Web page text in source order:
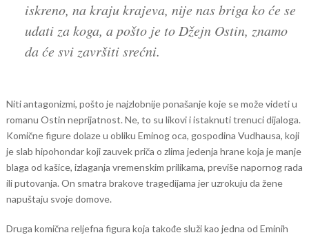
iskreno, na kraju krajeva, nije nas briga ko će se
udati za koga, a pošto je to Džejn Ostin, znamo
da će svi završiti srećni.
Niti antagonizmi, pošto je najzlobnije ponašanje koje se može videti u
romanu Ostin neprijatnost. Ne, to su likovi i istaknuti trenuci dijaloga.
Komične figure dolaze u obliku Eminog oca, gospodina Vudhausa, koji
je slab hipohondar koji zauvek priča o zlima jedenja hrane koja je manje
blaga od kašice, izlaganja vremenskim prilikama, previše napornog rada
ili putovanja. On smatra brakove tragedijama jer uzrokuju da žene
napuštaju svoje domove.
Druga komična reljefna figura koja takođe služi kao jedna od Eminih